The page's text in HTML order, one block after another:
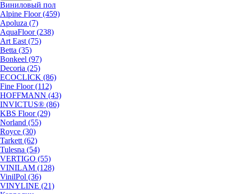
Виниловый пол
Alpine Floor (459)
Apoluza (7)
AquaFloor (238)
Art East (75)
Betta (35)
Bonkeel (97)
Decoria (25)
ECOCLICK (86)
Fine Floor (112)
HOFFMANN (43)
INVICTUS® (86)
KBS Floor (29)
Norland (55)
Royce (30)
Tarkett (62)
Tulesna (54)
VERTIGO (55)
VINILAM (128)
VinilPol (36)
VINYLINE (21)